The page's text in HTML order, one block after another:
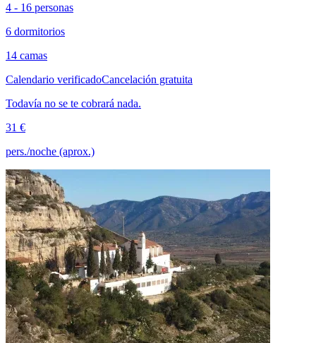
4 - 16 personas
6 dormitorios
14 camas
Calendario verificadoCancelación gratuita
Todavía no se te cobrará nada.
31 €
pers./noche (aprox.)